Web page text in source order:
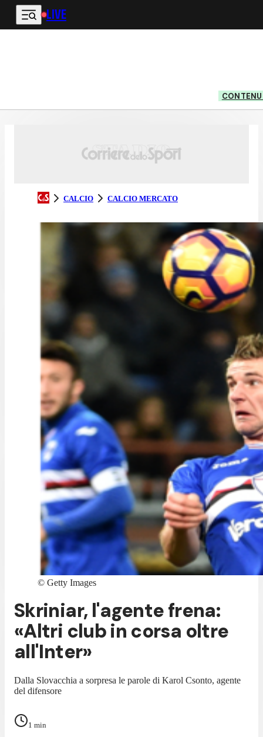
Vai al contenuto principale
LIVE
CALCIO CALCIO MERCATO
© Getty Images
Skriniar, l'agente frena:
«Altri club in corsa oltre
all'Inter»
Dalla Slovacchia a sorpresa le parole di Karol Csonto, agente
del difensore
1 min